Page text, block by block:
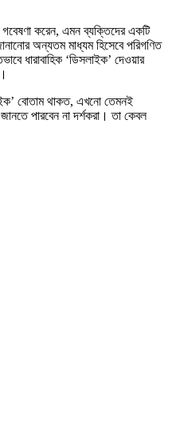
করেন, এমন ব্যক্তিদের একটি
অন্যতম মাধ্যম হিসেবে পরিগণিত
ধারাবাহিক ‘ডিসলাইক’ দেওয়ার
বোতাম থাকত, এখনো তেমনই
পারবেন না দর্শকরা। তা কেবল